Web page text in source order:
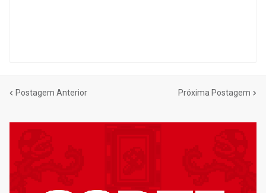
Postagem Anterior Próxima Postagem